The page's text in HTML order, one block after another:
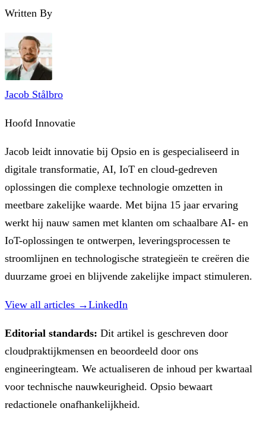
Written By
Jacob Stålbro
Hoofd Innovatie
Jacob leidt innovatie bij Opsio en is gespecialiseerd in
digitale transformatie, AI, IoT en cloud-gedreven
oplossingen die complexe technologie omzetten in
meetbare zakelijke waarde. Met bijna 15 jaar ervaring
werkt hij nauw samen met klanten om schaalbare AI- en
IoT-oplossingen te ontwerpen, leveringsprocessen te
stroomlijnen en technologische strategieën te creëren die
duurzame groei en blijvende zakelijke impact stimuleren.
View all articles →LinkedIn
Editorial standards: Dit artikel is geschreven door
cloudpraktijkmensen en beoordeeld door ons
engineeringteam. We actualiseren de inhoud per kwartaal
voor technische nauwkeurigheid. Opsio bewaart
redactionele onafhankelijkheid.